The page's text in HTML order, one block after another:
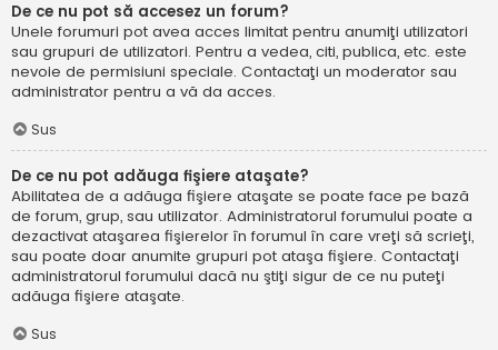
De ce nu pot să accesez un forum?
Unele forumuri pot avea acces limitat pentru anumiţi utilizatori
sau grupuri de utilizatori. Pentru a vedea, citi, publica, etc. este
nevoie de permisiuni speciale. Contactaţi un moderator sau
administrator pentru a vă da acces.
Sus
De ce nu pot adăuga fişiere ataşate?
Abilitatea de a adăuga fişiere ataşate se poate face pe bază
de forum, grup, sau utilizator. Administratorul forumului poate a
dezactivat ataşarea fişierelor în forumul în care vreţi să scrieţi,
sau poate doar anumite grupuri pot ataşa fişiere. Contactaţi
administratorul forumului dacă nu ştiţi sigur de ce nu puteţi
adăuga fişiere ataşate.
Sus